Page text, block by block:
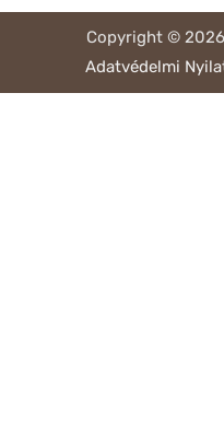
Copyright ©
Adatvédelmi